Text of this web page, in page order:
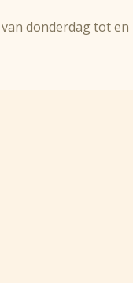
donderdag tot en